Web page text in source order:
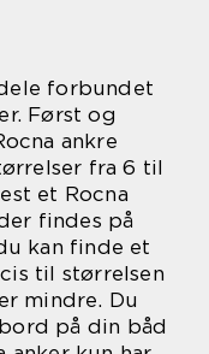
forbundet
Først og
ankre
fra 6 til
et Rocna
findes på
kan finde et
til størrelsen
mindre. Du
på din båd